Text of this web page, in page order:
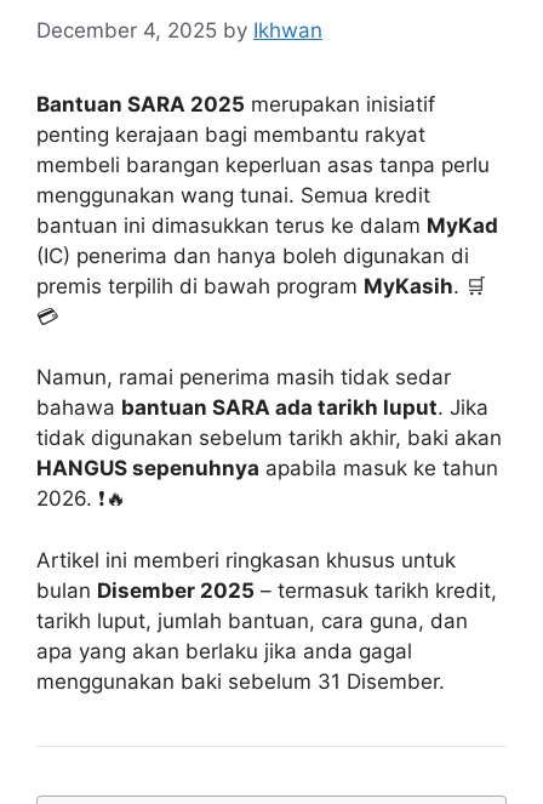
December 4, 2025 by Ikhwan
Bantuan SARA 2025 merupakan inisiatif
penting kerajaan bagi membantu rakyat
membeli barangan keperluan asas tanpa perlu
menggunakan wang tunai. Semua kredit
bantuan ini dimasukkan terus ke dalam MyKad
(IC) penerima dan hanya boleh digunakan di
premis terpilih di bawah program MyKasih. 🛒
💳
Namun, ramai penerima masih tidak sedar
bahawa bantuan SARA ada tarikh luput. Jika
tidak digunakan sebelum tarikh akhir, baki akan
HANGUS sepenuhnya apabila masuk ke tahun
2026. ❗🔥
Artikel ini memberi ringkasan khusus untuk
bulan Disember 2025 – termasuk tarikh kredit,
tarikh luput, jumlah bantuan, cara guna, dan
apa yang akan berlaku jika anda gagal
menggunakan baki sebelum 31 Disember.